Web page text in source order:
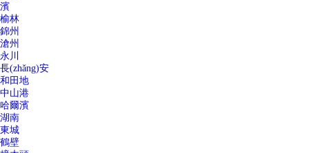
濱
榆林
錦州
滄州
永川
長(zhǎng)安
和田地
中山港
哈爾濱
湖南
東城
鶴壁